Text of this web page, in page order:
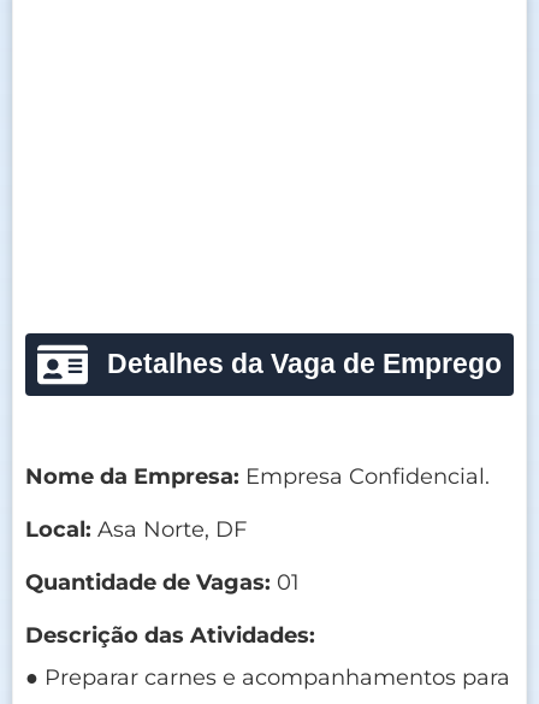
Detalhes da Vaga de Emprego
Nome da Empresa: Empresa Confidencial.
Local: Asa Norte, DF
Quantidade de Vagas: 01
Descrição das Atividades:
● Preparar carnes e acompanhamentos para